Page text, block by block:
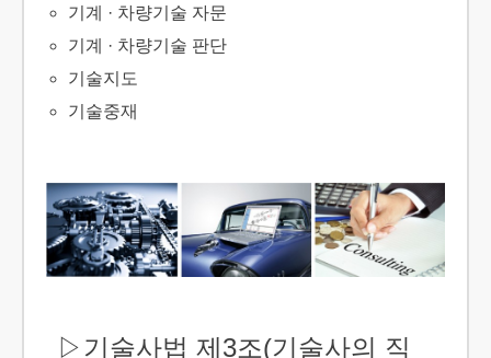
기계 · 차량기술 자문
기계 · 차량기술 판단
기술지도
기술중재
▷기술사법 제3조(기술사의 직